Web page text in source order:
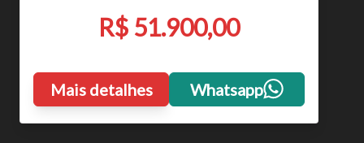
R$ 51.900,00
Mais detalhes Whatsapp